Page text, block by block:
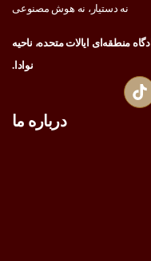
نه دستیار، نه هوش مصنوعی
منطقه‌ای ایالات متحده، ناحیه
نوادا.
درباره ما